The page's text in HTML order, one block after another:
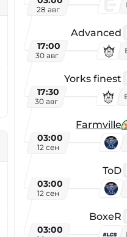
28 авг
Advanced
17:00
30 авг
Yorks finest
17:30
30 авг
Farmville
03:00
12 сен
ToD
03:00
12 сен
BoxeR
03:00